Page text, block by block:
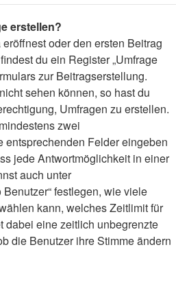
erstellen?
oder den ersten Beitrag
du ein Register „Umfrage
zur Beitragserstellung.
sehen können, so hast du
Umfragen zu erstellen.
zwei
entsprechenden Felder eingeben
jede Antwortmöglichkeit in einer
auch unter
festlegen, wie viele
kann, welches Zeitlimit für
dabei eine zeitlich unbegrenzte
die Benutzer ihre Stimme ändern